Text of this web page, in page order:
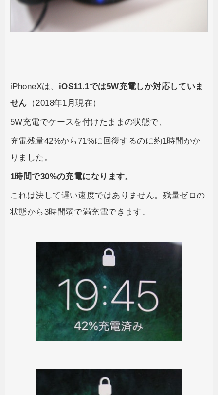
iPhoneXは、 iOS11.1では5W充電しか対応していま
せん （2018年1月現在）
5W充電でケースを付けたままの状態で、
充電残量42%から71%に回復するのに約1時間かか
りました。
1時間で30%の充電になります。
これは決して遅い速度ではありません。残量ゼロの
状態から3時間弱で満充電できます。